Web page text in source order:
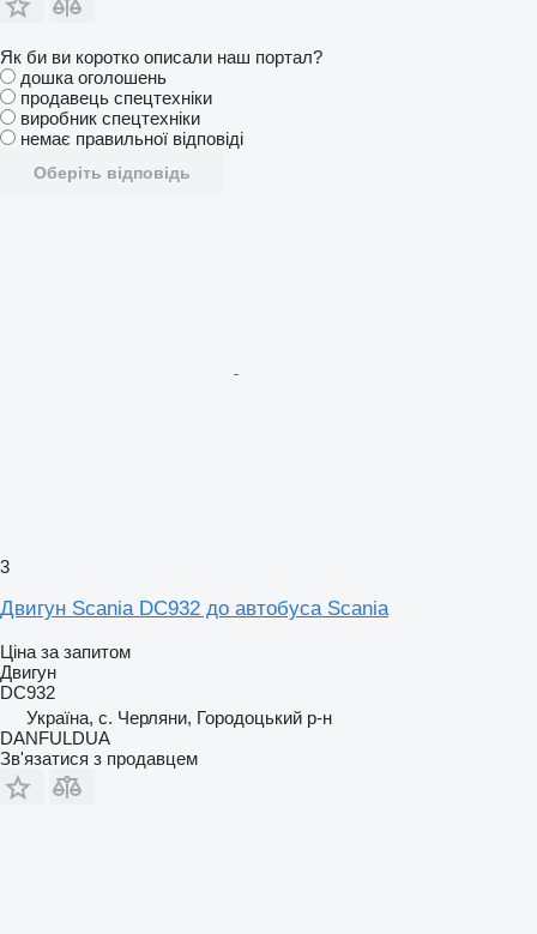
Як би ви коротко описали наш портал?
дошка оголошень
продавець спецтехніки
виробник спецтехніки
немає правильної відповіді
Оберіть відповідь
3
Двигун Scania DC932 до автобуса Scania
Ціна за запитом
Двигун
DC932
Україна, с. Черляни, Городоцький р-н
DANFULDUA
Зв'язатися з продавцем